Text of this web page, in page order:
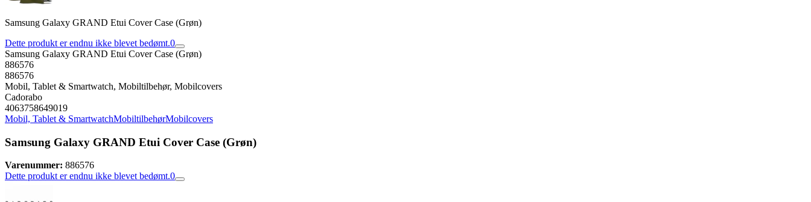
Samsung Galaxy GRAND Etui Cover Case (Grøn)
Dette produkt er endnu ikke blevet bedømt.0
Samsung Galaxy GRAND Etui Cover Case (Grøn)
886576
886576
Mobil, Tablet & Smartwatch, Mobiltilbehør, Mobilcovers
Cadorabo
4063758649019
Mobil, Tablet & SmartwatchMobiltilbehørMobilcovers
Samsung Galaxy GRAND Etui Cover Case (Grøn)
Varenummer: 886576
Dette produkt er endnu ikke blevet bedømt.0